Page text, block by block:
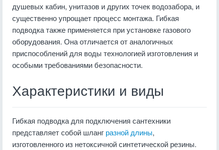
душевых кабин, унитазов и других точек водозабора, и
существенно упрощает процесс монтажа. Гибкая
подводка также применяется при установке газового
оборудования. Она отличается от аналогичных
приспособлений для воды технологией изготовления и
особыми требованиями безопасности.
Характеристики и виды
Гибкая подводка для подключения сантехники
представляет собой шланг разной длины,
изготовленного из нетоксичной синтетической резины.